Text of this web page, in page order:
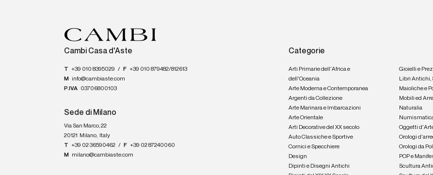
Cambi Casa d'Aste
T +39 010 8395029 / F +39 010 879482/812613
M
info@cambiaste.com
P.IVA 03706800103
Sede di Milano
Via San Marco, 22
20121
Milano, Italy
T +39 02 36590462 / F +39 02 87240060
M
milano@cambiaste.com
Categorie
Arti Primarie dell'Africa e
dell'Oceania
Arte Moderna e Contemporanea
Argenti da Collezione
Arte Marinara e Imbarcazioni
Arte Orientale
Arti Decorative del XX secolo
Auto Classiche e Sportive
Cornici e Specchiere
Design
Dipinti e Disegni Antichi
Gioielli e
Libri Antichi,
Maioliche e
Mobili ed
Naturalia
Oggetti
Orologi
Orologi da
POP e
Scultura